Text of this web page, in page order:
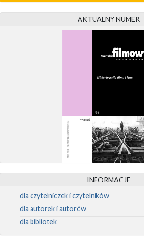
AKTUALNY NUMER
INFORMACJE
dla czytelniczek i czytelników
dla autorek i autorów
dla bibliotek